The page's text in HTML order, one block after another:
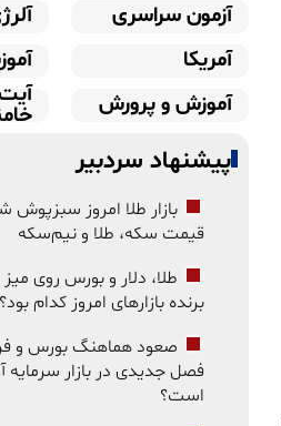
آزمون سراسری
آمریکا
آموزش و پرورش
پیشنهاد سردبیر
بازار طلا امروز
قیمت سکه، طلا و نیم‌سکه
طلا، دلار و بورس روی
برنده بازارهای امروز کدام بود؟
صعود هماهنگ بورس و
فصل جدیدی در بازار سرمایه
است؟